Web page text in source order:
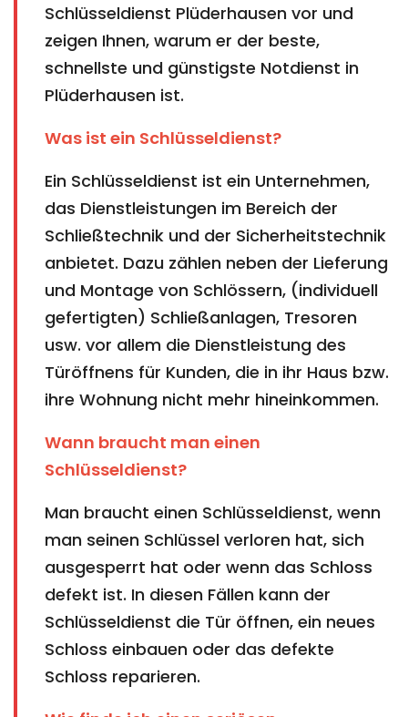
Schlüsseldienst Plüderhausen vor und
zeigen Ihnen, warum er der beste,
schnellste und günstigste Notdienst in
Plüderhausen ist.
Was ist ein Schlüsseldienst?
Ein Schlüsseldienst ist ein Unternehmen,
das Dienstleistungen im Bereich der
Schließtechnik und der Sicherheitstechnik
anbietet. Dazu zählen neben der Lieferung
und Montage von Schlössern, (individuell
gefertigten) Schließanlagen, Tresoren
usw. vor allem die Dienstleistung des
Türöffnens für Kunden, die in ihr Haus bzw.
ihre Wohnung nicht mehr hineinkommen.
Wann braucht man einen
Schlüsseldienst?
Man braucht einen Schlüsseldienst, wenn
man seinen Schlüssel verloren hat, sich
ausgesperrt hat oder wenn das Schloss
defekt ist. In diesen Fällen kann der
Schlüsseldienst die Tür öffnen, ein neues
Schloss einbauen oder das defekte
Schloss reparieren.